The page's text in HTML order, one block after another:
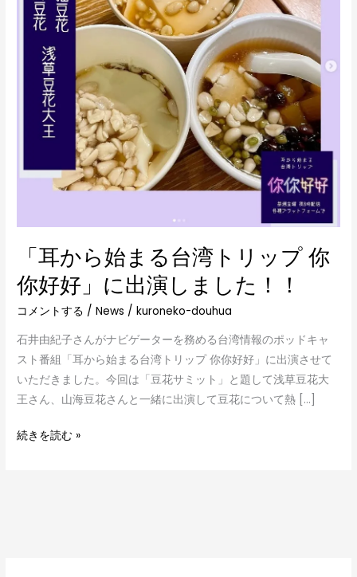
「耳から始まる台湾トリップ 你
你好好」に出演しました！！
コメントする /News /kuroneko-douhua
石井由紀子さんがナビゲーターを務める台湾情報のポッドキャ
スト番組「耳から始まる台湾トリップ 你你好好」に出演させて
いただきました。今回は「豆花サミット」と題して浅草豆花大
王さん、山海豆花さんと一緒に出演して豆花について熱 […]
你
に
演
し
ま
し
た！！
続きを読む »